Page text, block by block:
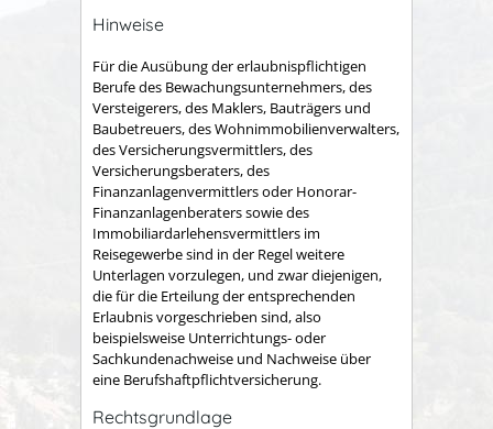
Hinweise
Für die Ausübung der erlaubnispflichtigen
Berufe des Bewachungsunternehmers, des
Versteigerers, des Maklers, Bauträgers und
Baubetreuers, des Wohnimmobilienverwalters,
des Versicherungsvermittlers, des
Versicherungsberaters, des
Finanzanlagenvermittlers oder Honorar-
Finanzanlagenberaters sowie des
Immobiliardarlehensvermittlers im
Reisegewerbe sind in der Regel weitere
Unterlagen vorzulegen, und zwar diejenigen,
die für die Erteilung der entsprechenden
Erlaubnis vorgeschrieben sind, also
beispielsweise Unterrichtungs- oder
Sachkundenachweise und Nachweise über
eine Berufshaftpflichtversicherung.
Rechtsgrundlage